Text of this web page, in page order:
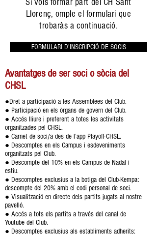
Si vols formar part del CH Sant
Llorenç, omple el formulari que
trobaràs a continuació.
FORMULARI D'INSCRIPCIÓ DE SOCIS
Avantatges de ser soci o sòcia del
CHSL
●Dret a participació a les Assemblees del Club.
● Participació en els òrgans de govern del Club.
● Accés lliure i preferent a totes les activitats
organitzades pel CHSL.
● Carnet de soci/a des de l’app Playoff-CHSL.
● Descomptes en els Campus i esdeveniments
organitzats pel Club.
● Descompte del 10% en els Campus de Nadal i
estiu.
● Descomptes exclusius a la botiga del Club-Kempa:
descompte del 20% amb el codi personal de soci.
● Visualització en directe dels partits jugats al nostre
pavelló.
● Accés a tots els partits a través del canal de
Youtube del Club.
● Descomptes exclusius als establiments adherits: